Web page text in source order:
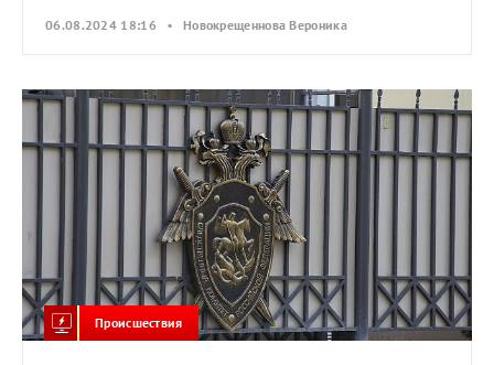
06.08.2024 18:16 • Новокрещеннова Вероника
Происшествия